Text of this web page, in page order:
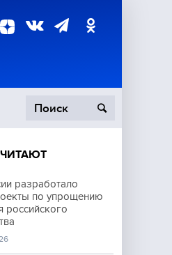
разработало
по упрощению
российского